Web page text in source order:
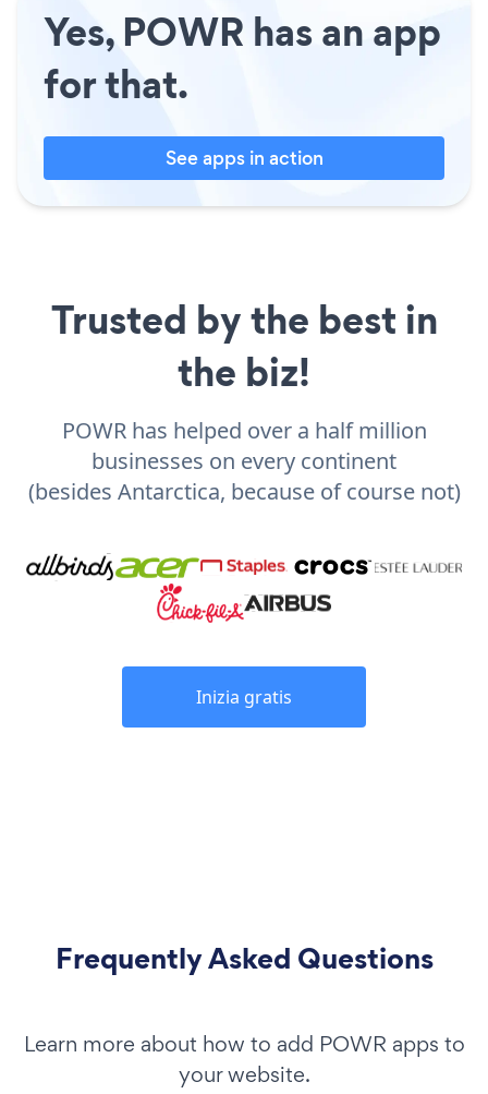
Yes, POWR has an app
for that.
See apps in action
Trusted by the best in
the biz!
POWR has helped over a half million
businesses on every continent
(besides Antarctica, because of course not)
Inizia gratis
Frequently Asked Questions
Learn more about how to add POWR apps to
your website.